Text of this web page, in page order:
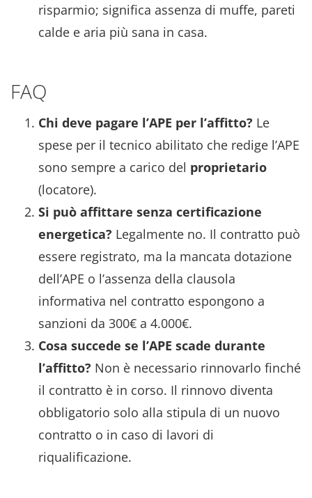
risparmio; significa assenza di muffe, pareti
calde e aria più sana in casa.
FAQ
Chi deve pagare l’APE per l’affitto? Le
spese per il tecnico abilitato che redige l’APE
sono sempre a carico del proprietario
(locatore).
Si può affittare senza certificazione
energetica? Legalmente no. Il contratto può
essere registrato, ma la mancata dotazione
dell’APE o l’assenza della clausola
informativa nel contratto espongono a
sanzioni da 300€ a 4.000€.
Cosa succede se l’APE scade durante
l’affitto? Non è necessario rinnovarlo finché
il contratto è in corso. Il rinnovo diventa
obbligatorio solo alla stipula di un nuovo
contratto o in caso di lavori di
riqualificazione.